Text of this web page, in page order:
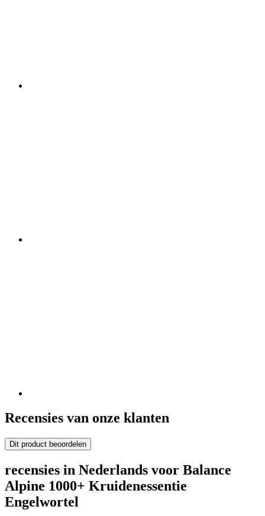
Recensies van onze klanten
Dit product beoordelen
recensies in Nederlands voor Balance
Alpine 1000+ Kruidenessentie
Engelwortel